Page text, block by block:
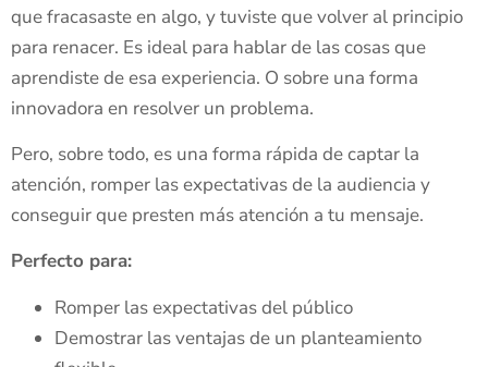
que fracasaste en algo, y tuviste que volver al principio
para renacer. Es ideal para hablar de las cosas que
aprendiste de esa experiencia. O sobre una forma
innovadora en resolver un problema.
Pero, sobre todo, es una forma rápida de captar la
atención, romper las expectativas de la audiencia y
conseguir que presten más atención a tu mensaje.
Perfecto para:
Romper las expectativas del público
Demostrar las ventajas de un planteamiento